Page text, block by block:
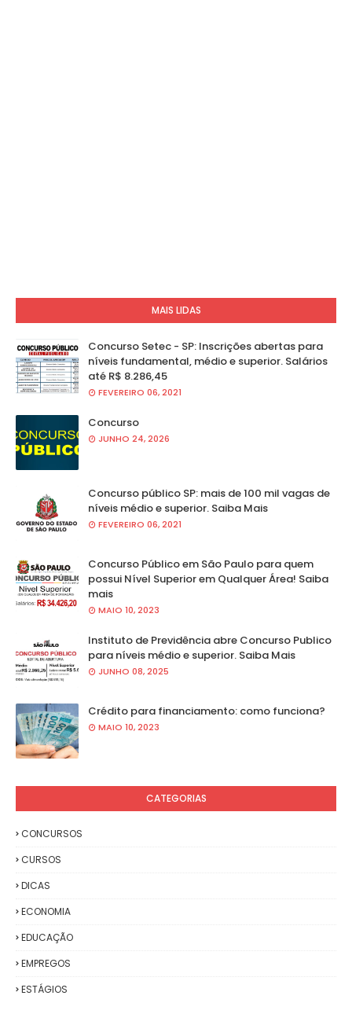
MAIS LIDAS
Concurso Setec - SP: Inscrições abertas para
níveis fundamental, médio e superior. Salários
até R$ 8.286,45
FEVEREIRO 06, 2021
Concurso
JUNHO 24, 2026
Concurso público SP: mais de 100 mil vagas de
níveis médio e superior. Saiba Mais
FEVEREIRO 06, 2021
Concurso Público em São Paulo para quem
possui Nível Superior em Qualquer Área! Saiba
mais
MAIO 10, 2023
Instituto de Previdência abre Concurso Publico
para níveis médio e superior. Saiba Mais
JUNHO 08, 2025
Crédito para financiamento: como funciona?
MAIO 10, 2023
CATEGORIAS
CONCURSOS
CURSOS
DICAS
ECONOMIA
EDUCAÇÃO
EMPREGOS
ESTÁGIOS